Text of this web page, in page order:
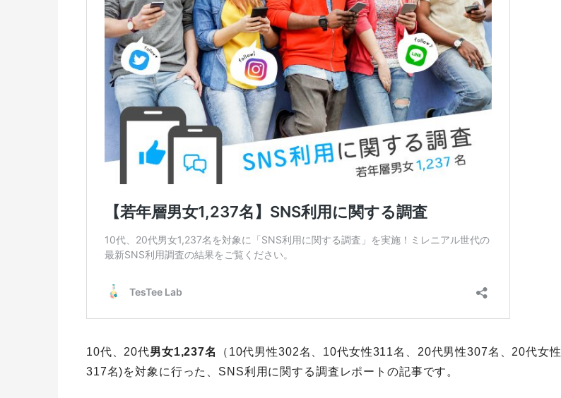
10代、20代男女1,237名
（10代男性302名、10代女性311名、20代男性307名、20代女性
317名)を対象に行った、SNS利用に関する調査レポートの記事です。